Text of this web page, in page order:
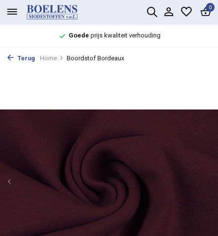
0
Goede prijs kwaliteit verhouding
Terug Home Boordstof Bordeaux